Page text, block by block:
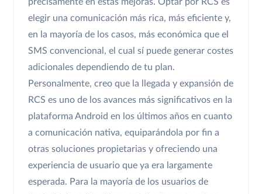
elegir una comunicación más rica, más eficiente y,
en la mayoría de los casos, más económica que el
SMS convencional, el cual sí puede generar costes
adicionales dependiendo de tu plan.
Personalmente, creo que la llegada y expansión de
RCS es uno de los avances más significativos en la
plataforma Android en los últimos años en cuanto
a comunicación nativa, equiparándola por fin a
otras soluciones propietarias y ofreciendo una
experiencia de usuario que ya era largamente
esperada. Para la mayoría de los usuarios de